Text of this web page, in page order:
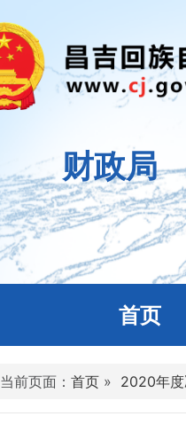
财政局
首页
当前页面： 首页 » 2020年